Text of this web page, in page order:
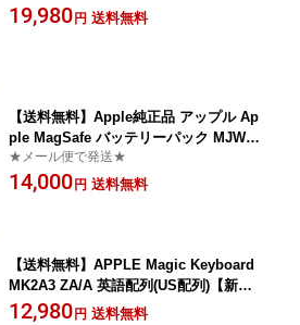
F3AM/A 【国内正規品・新品】
19,980 円 送料無料
【送料無料】Apple純正品 アップル Ap
ple MagSafe バッテリーパック MJWY3
AM/A【新品・アメリカ版】
★メール便で発送★
14,000 円 送料無料
【送料無料】APPLE Magic Keyboard
MK2A3 ZA/A 英語配列(US配列)【新
品・輸入品】
12,980 円 送料無料